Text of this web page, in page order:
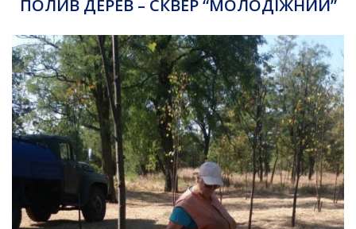
ПОЛИВ ДЕРЕВ – СКВЕР “МОЛОДІЖНИЙ”